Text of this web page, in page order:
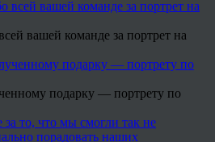
вашей команде за портрет на
подарку — портрету по